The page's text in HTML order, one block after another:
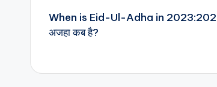
navigation
When is Eid-Ul-Adha in
अजहा कब है?